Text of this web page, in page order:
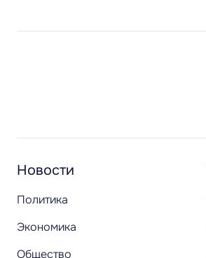
Новости
Политика
Экономика
Общество